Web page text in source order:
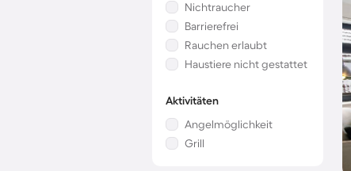
Nichtraucher
Barrierefrei
Rauchen erlaubt
Haustiere nicht gestattet
Aktivitäten
Angelmöglichkeit
Grill